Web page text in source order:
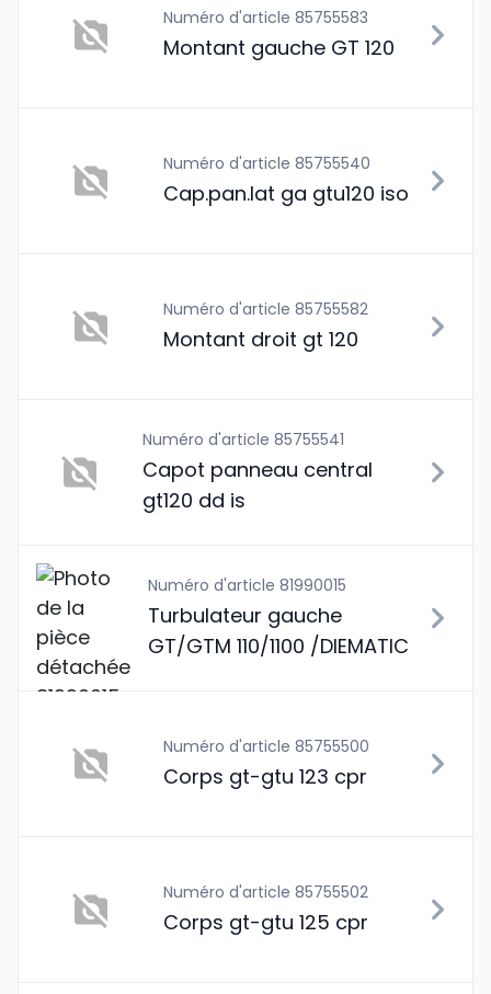
Numéro d'article 85755583
Montant gauche GT 120
Numéro d'article 85755540
Cap.pan.lat ga gtu120 iso
Numéro d'article 85755582
Montant droit gt 120
Numéro d'article 85755541
Capot panneau central
gt120 dd is
Numéro d'article 81990015
Turbulateur gauche
GT/GTM 110/1100 /DIEMATIC
Numéro d'article 85755500
Corps gt-gtu 123 cpr
Numéro d'article 85755502
Corps gt-gtu 125 cpr